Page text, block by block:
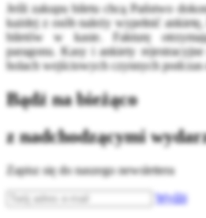
Jeśli zakupu biletu chcą Państwo
każdej z osób należy wypełnić
biletów w kasie. Fakturę
paragonu. Kasy i ankiety
holach wejściowych czynnych podczas
Bądź na bieżąco
z nadchodzącymi
Zapisz się do naszego newslettera
Wyślij